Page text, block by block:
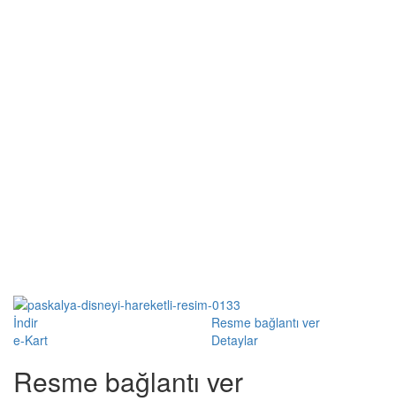
İndir
Resme bağlantı ver
e-Kart
Detaylar
Resme bağlantı ver